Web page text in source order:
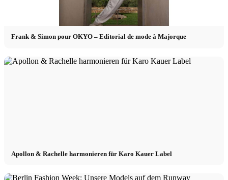
Frank & Simon pour OKYO – Editorial de mode à Majorque
Apollon & Rachelle harmonieren für Karo Kauer Label